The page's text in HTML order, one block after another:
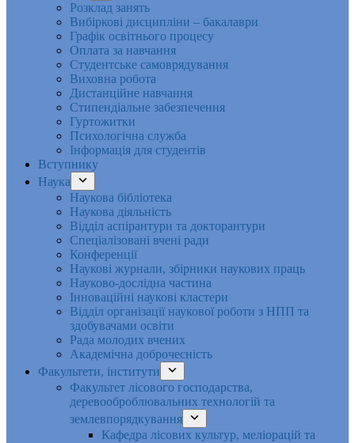
Розклад занять
Вибіркові дисципліни – бакалаври
Графік освітнього процесу
Оплата за навчання
Студентське самоврядування
Виховна робота
Дистанційне навчання
Стипендіальне забезпечення
Гуртожитки
Психологічна служба
Інформація для студентів
Вступнику
Наука
Наукова бібліотека
Наукова діяльність
Відділ аспірантури та докторантури
Спеціалізовані вчені ради
Конференції
Наукові журнали, збірники наукових праць
Науково-дослідна частина
Інноваційні наукові кластери
Відділ організації наукової роботи з НПП та
здобувачами освіти
Рада молодих вчених
Академічна доброчесність
Факультети, інститути
Факультет лісового господарства,
деревооброблювальних технологій та
землевпорядкування
Кафедра лісових культур, меліорацій та